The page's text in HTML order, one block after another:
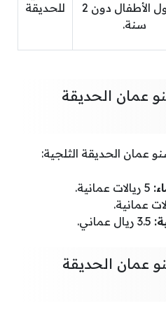
بدخول الأطفال دون 2
سنة.
للحديقة
عمان الحديقة
عمان الحديقة الثلجية:
عمان الحديقة